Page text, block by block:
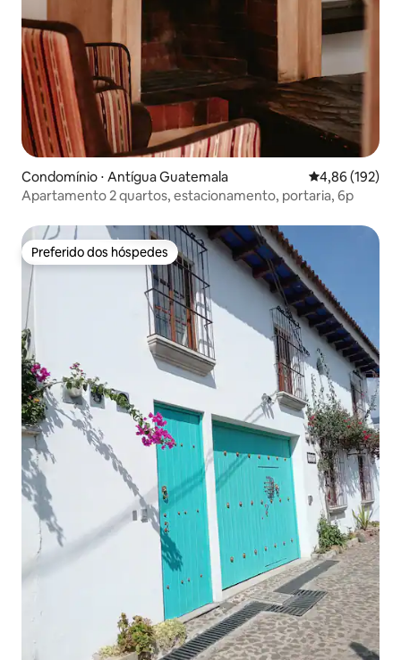
Condomínio ⋅ Antígua Guatemala 4,86 de uma
4,86 (192)
Apartamento 2 quartos, estacionamento, portaria, 6p
Preferido dos hóspedes
Preferido dos hóspedes